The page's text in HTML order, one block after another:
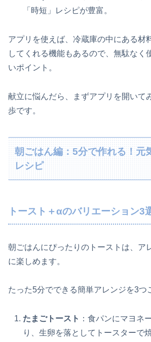
「時短」レシピが豊富。
アプリを使えば、冷蔵庫の中にある材
してくれる機能もあるので、無駄なく
いポイント。
献立に悩んだら、まずアプリを開いて
歩です。
朝ごはん編：5分で作れる！元
レシピ
トースト＋αのバリエーション3
朝ごはんにぴったりのトーストは、ア
に楽しめます。
たった5分でできる簡単アレンジを3つ
たまごトースト ：食パンにマヨネ
り、生卵を落としてトースターで